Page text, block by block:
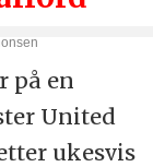
på en
United
ukesvis